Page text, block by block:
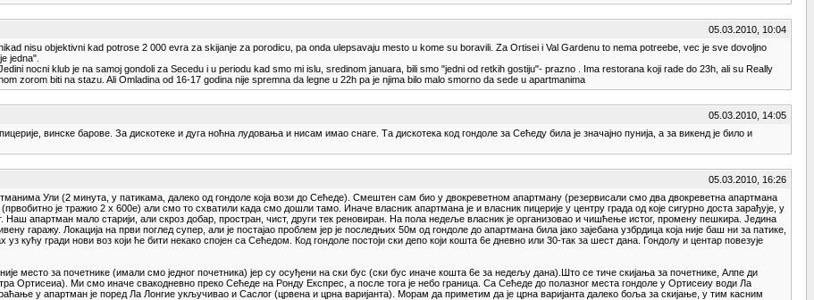
05.03.2010, 10:04
nisu objektivni kad potrose 2 000 evra za skijanje za porodicu, pa onda ulepsavaju mesto u kome su boravili. Za Ortisei i Val Gardenu to nema potreebe, vec je sve dovoljno
jedna".
nocni klub je na samoj gondoli za Secedu i u periodu kad smo mi islu, sredinom januara, bili smo "jedni od retkih gostiju"- prazno . Ima restorana koji rade do 23h, ali su Really
zorom biti na stazu. Ali Omladina od 16-17 godina nije spremna da legne u 22h pa je njima bilo malo smorno da sede u apartmanima
05.03.2010, 14:05
винске барове. За дискотеке и дуга ноћна лудовања и нисам имао снаге. Та дискотека код гондоле за Сећеду била је значајно пунија, а за викенд је било и
05.03.2010, 16:26
Ули (2 минута, у патикама, далеко од гондоле која вози до Сећеде). Смештен сам био у двокреветном апартману (резервисали смо два двокреветна апартмана
је тражио 2 x 600е) али смо то схватили када смо дошли тамо. Иначе власник апартмана је и власник пицерије у центру града од које сигурно доста зарађује, у
апартман мало старији, али скроз добар, простран, чист, други тек реновиран. На пола недеље власник је организовао и чишћење истог, промену пешкира. Једина
гаражу. Локација на први поглед супер, али је постајао проблем јер је последњих 50м од гондоле до апартмана била јако зајебана узбрдица која није баш ни за патике,
кућу гради нови воз који ће бити некако спојен са Сећедом. Код гондоле постоји ски депо који кошта 6е дневно или 30-так за шест дана. Гондолу и центар повезује
место за почетнике (имали смо једног почетника) јер су осуђени на ски бус (ски бус иначе кошта 6е за недељу дана).Што се тиче скијања за почетнике, Алпе ди
Ортисеиа). Ми смо иначе свакодневно преко Сећеде на Ронду Експрес, а после тога је небо граница. Са Сећеде до полазног места гондоле у Ортисеиу води Ла
у апартман је поред Ла Лонгие укључивао и Саслог (црвена и црна варијанта). Морам да приметим да је црна варијанта далеко боља за скијање, у тим касним